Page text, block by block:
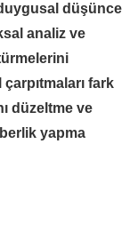
düşünce
analiz ve
çarpıtmaları fark
düzeltme ve
yapma